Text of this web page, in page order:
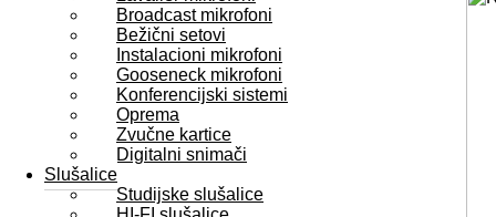
Broadcast mikrofoni
Bežični setovi
Instalacioni mikrofoni
Gooseneck mikrofoni
Konferencijski sistemi
Oprema
Zvučne kartice
Digitalni snimači
Slušalice
Studijske slušalice